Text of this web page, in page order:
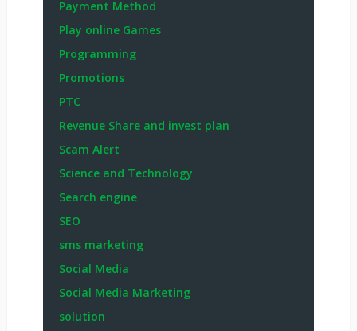
Payment Method
Play online Games
Programming
Promotions
PTC
Revenue Share and invest plan
Scam Alert
Science and Technology
Search engine
SEO
sms marketing
Social Media
Social Media Marketing
solution